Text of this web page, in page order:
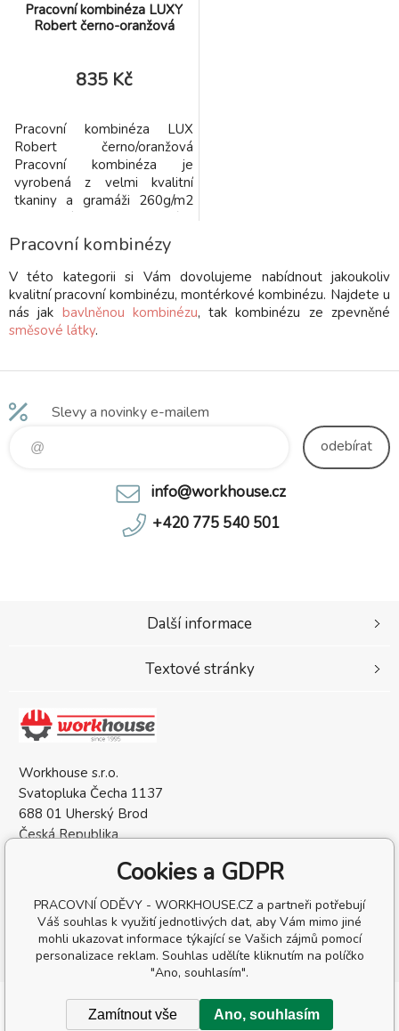
Pracovní kombinéza LUXY
Robert černo-oranžová
835 Kč
Pracovní kombinéza LUX
Robert černo/oranžová
Pracovní kombinéza je
vyrobená z velmi kvalitní
tkaniny a gramáži 260g/m2
oranžové. Velikost 62; 64 -
doba dodání 2-3 dny Ostatní
velikosti skladem
Pracovní kombinézy
V této kategorii si Vám dovolujeme nabídnout jakoukoliv
kvalitní pracovní kombinézu, montérkové kombinézu. Najdete u
nás jak bavlněnou kombinézu, tak kombinézu ze zpevněné
směsové látky.
Slevy a novinky e-mailem
odebírat
info@workhouse.cz
+420 775 540 501
Workhouse s.r.o.
Svatopluka Čecha 1137
688 01 Uherský Brod
Česká Republika
DIČ: CZ05568137
Další informace
Textové stránky
Copyright © 2026 Workhouse s.r.o.
Cookies a GDPR
PRACOVNÍ ODĚVY - WORKHOUSE.CZ a partneři potřebují
Váš souhlas k využití jednotlivých dat, aby Vám mimo jiné
mohli ukazovat informace týkající se Vašich zájmů pomocí
personalizace reklam. Souhlas udělíte kliknutím na políčko
"Ano, souhlasím".
Zamítnout vše Ano, souhlasím